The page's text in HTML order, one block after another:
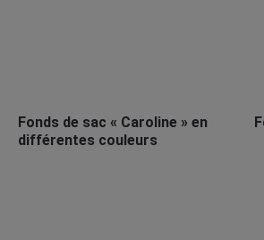
Fonds de sac « Caroline » en
différentes couleurs